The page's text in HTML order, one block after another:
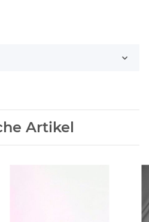
Artikel